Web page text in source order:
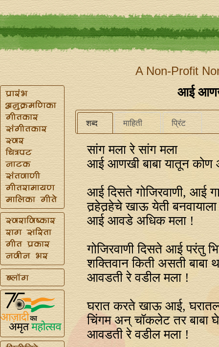
A Non-Profit
आई
शब्द माहिती प्रिंट
सांग मला रे सांग मला
आई आणखी बाबा यातून
आई दिसते गोजिरवाणी, आई
तर्‍हेतर्‍हेचे खाऊ येती
आई आवडे अधिक मला !
गोजिरवाणी दिसते आई परंतु
शक्तिवान किती असती बाबा
आवडती रे वडील मला !
घरात करते खाऊ आई,
चिंगम अन्‌ चॉकलेट तर बाबा
आवडती रे वडील मला !